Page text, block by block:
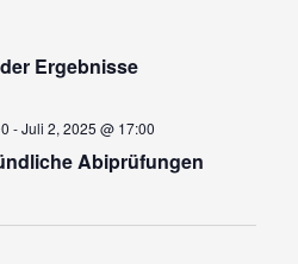
Ergebnisse
Abiprüfungen
-Juli 2, 2025 @ 17:00